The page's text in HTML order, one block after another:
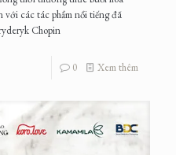
với các tác phẩm nổi tiếng đã
Chopin
0 Xem thêm